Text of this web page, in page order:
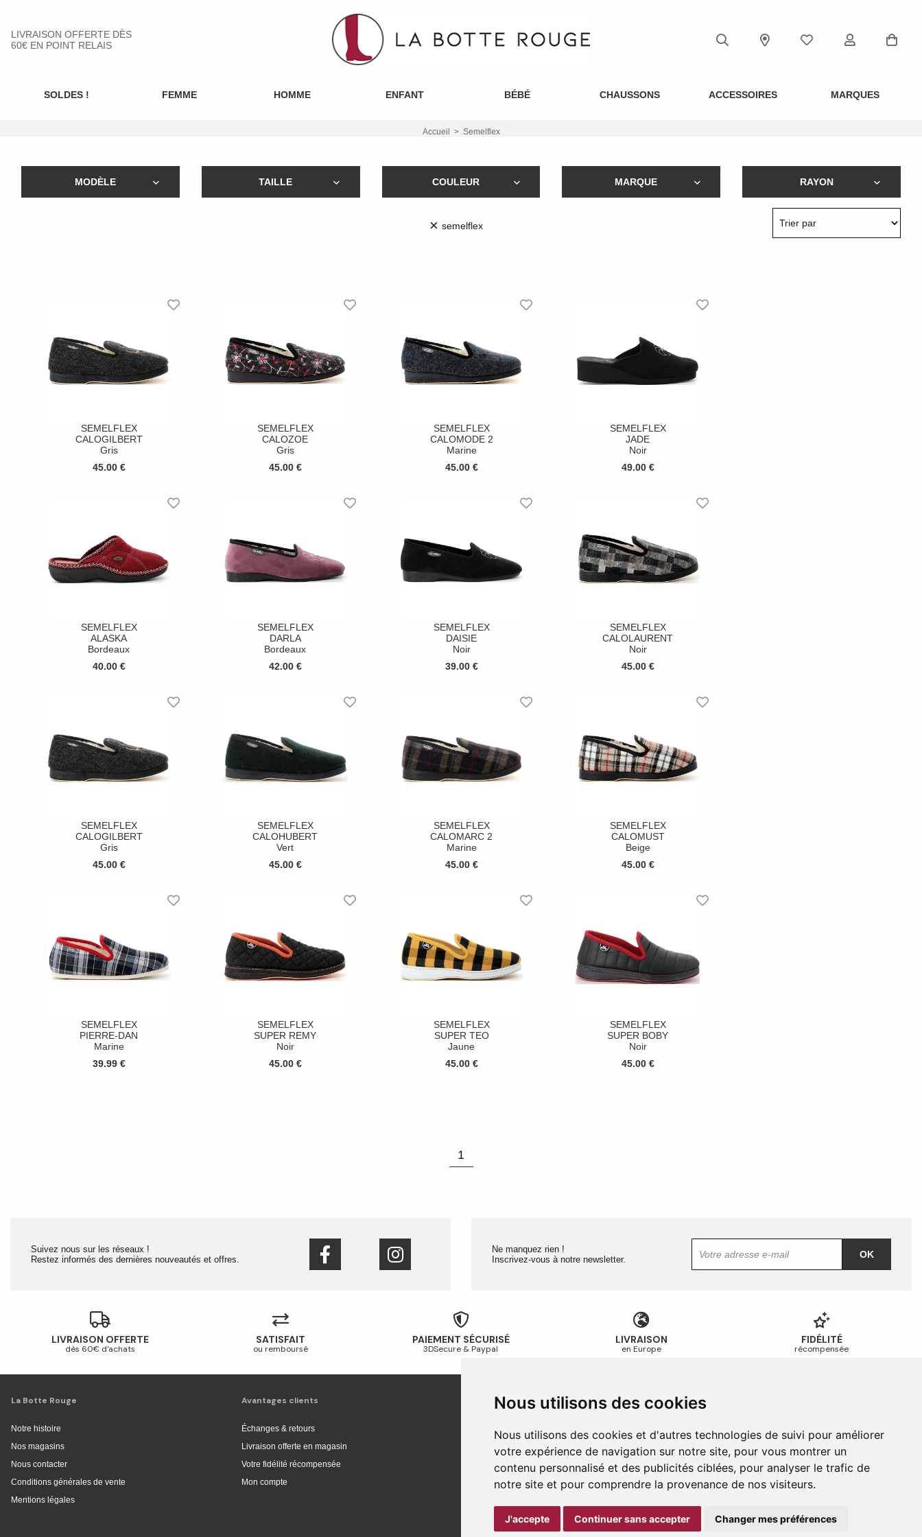
Nous utilisons des cookies
Nous utilisons des cookies et d'autres technologies de suivi pour améliorer
votre expérience de navigation sur notre site, pour vous montrer un
contenu personnalisé et des publicités ciblées, pour analyser le trafic de
notre site et pour comprendre la provenance de nos visiteurs.
J'accepte Continuer sans accepter Changer mes préférences
LIVRAISON OFFERTE DÈS
60€ EN POINT RELAIS
SOLDES ! FEMME HOMME ENFANT BÉBÉ CHAUSSONS ACCESSOIRES MARQUES
Accueil Semelflex
MODÈLE TAILLE COULEUR MARQUE RAYON
× semelflex
SEMELFLEX
CALOGILBERT
Gris
45.00 €
SEMELFLEX
CALOZOE
Gris
45.00 €
SEMELFLEX
CALOMODE 2
Marine
45.00 €
SEMELFLEX
JADE
Noir
49.00 €
SEMELFLEX
ALASKA
Bordeaux
40.00 €
SEMELFLEX
DARLA
Bordeaux
42.00 €
SEMELFLEX
DAISIE
Noir
39.00 €
SEMELFLEX
CALOLAURENT
Noir
45.00 €
SEMELFLEX
CALOGILBERT
Gris
45.00 €
SEMELFLEX
CALOHUBERT
Vert
45.00 €
SEMELFLEX
CALOMARC 2
Marine
45.00 €
SEMELFLEX
CALOMUST
Beige
45.00 €
SEMELFLEX
PIERRE-DAN
Marine
39.99 €
SEMELFLEX
SUPER REMY
Noir
45.00 €
SEMELFLEX
SUPER TEO
Jaune
45.00 €
SEMELFLEX
SUPER BOBY
Noir
45.00 €
1
Suivez nous sur les réseaux !
Restez informés des dernières nouveautés et offres.
Ne manquez rien !
Inscrivez-vous à notre newsletter.
OK
LIVRAISON OFFERTE
dès 60€ d'achats
SATISFAIT
ou remboursé
PAIEMENT SÉCURISÉ
3DSecure & Paypal
LIVRAISON
en Europe
FIDÉLITÉ
récompensée
La Botte Rouge
Notre histoire
Nos magasins
Nous contacter
Conditions générales de vente
Mentions légales
Avantages clients
Échanges & retours
Livraison offerte en magasin
Votre fidélité récompensée
Mon compte
Livraison et achat
Livraison en Europe
Suivi de commande
Paiement sécurisé
Guides et conseils
Guide d’entretien
Foire aux questions